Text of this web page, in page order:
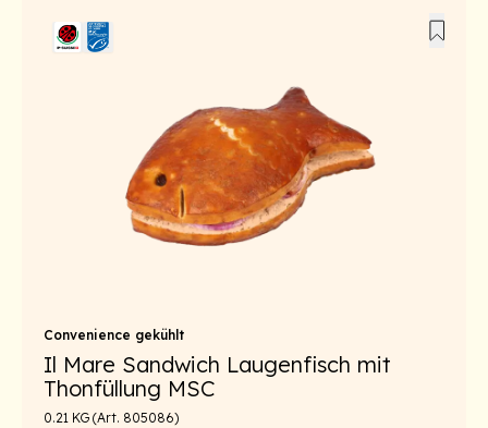
Convenience gekühlt
Il Mare Sandwich Laugenfisch mit
Thonfüllung MSC
0.21 KG (Art. 805086)